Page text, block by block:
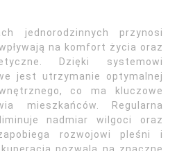
jednorodzinnych przynosi
na komfort życia oraz
Dzięki systemowi
jest utrzymanie optymalnej
co ma kluczowe
mieszkańców. Regularna
nadmiar wilgoci oraz
rozwojowi pleśni i